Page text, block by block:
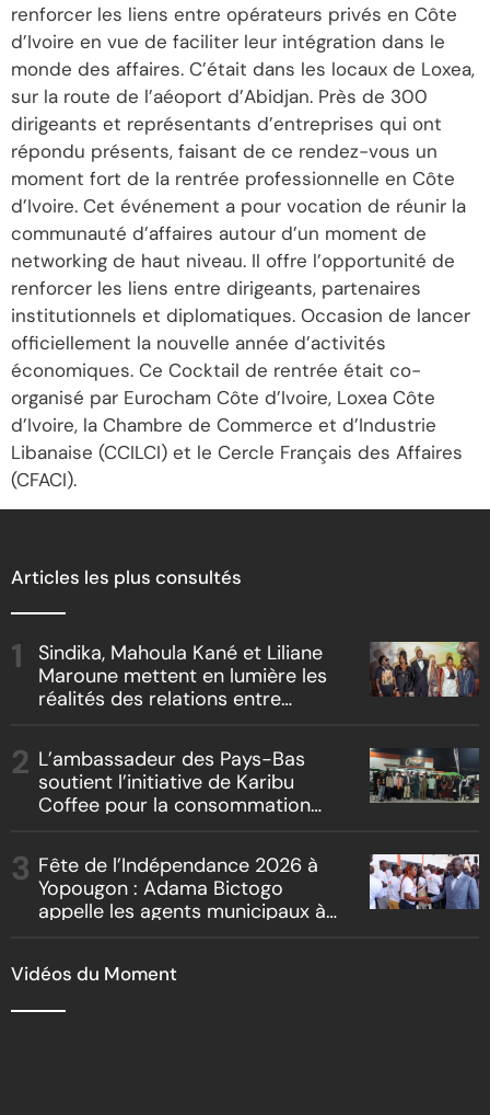
renforcer les liens entre opérateurs privés en Côte
d’Ivoire en vue de faciliter leur intégration dans le
monde des affaires. C’était dans les locaux de Loxea,
sur la route de l’aéoport d’Abidjan. Près de 300
dirigeants et représentants d’entreprises qui ont
répondu présents, faisant de ce rendez-vous un
moment fort de la rentrée professionnelle en Côte
d’Ivoire. Cet événement a pour vocation de réunir la
communauté d’affaires autour d’un moment de
networking de haut niveau. Il offre l’opportunité de
renforcer les liens entre dirigeants, partenaires
institutionnels et diplomatiques. Occasion de lancer
officiellement la nouvelle année d’activités
économiques. Ce Cocktail de rentrée était co-
organisé par Eurocham Côte d’Ivoire, Loxea Côte
d’Ivoire, la Chambre de Commerce et d’Industrie
Libanaise (CCILCI) et le Cercle Français des Affaires
(CFACI).
Articles les plus consultés
Sindika, Mahoula Kané et Liliane
Maroune mettent en lumière les
réalités des relations entre
« Boss vs Boss »
L’ambassadeur des Pays-Bas
soutient l’initiative de Karibu
Coffee pour la consommation
reboisement
Fête de l’Indépendance 2026 à
Yopougon : Adama Bictogo
appelle les agents municipaux à
Vidéos du Moment